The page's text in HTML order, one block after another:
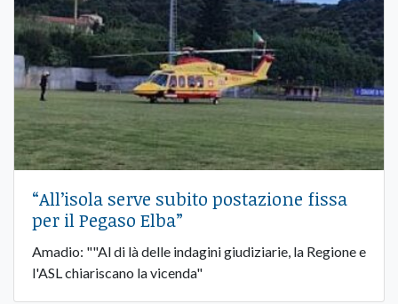
“All’isola serve subito postazione fissa
per il Pegaso Elba”
Amadio: ""Al di là delle indagini giudiziarie, la Regione e
l'ASL chiariscano la vicenda"